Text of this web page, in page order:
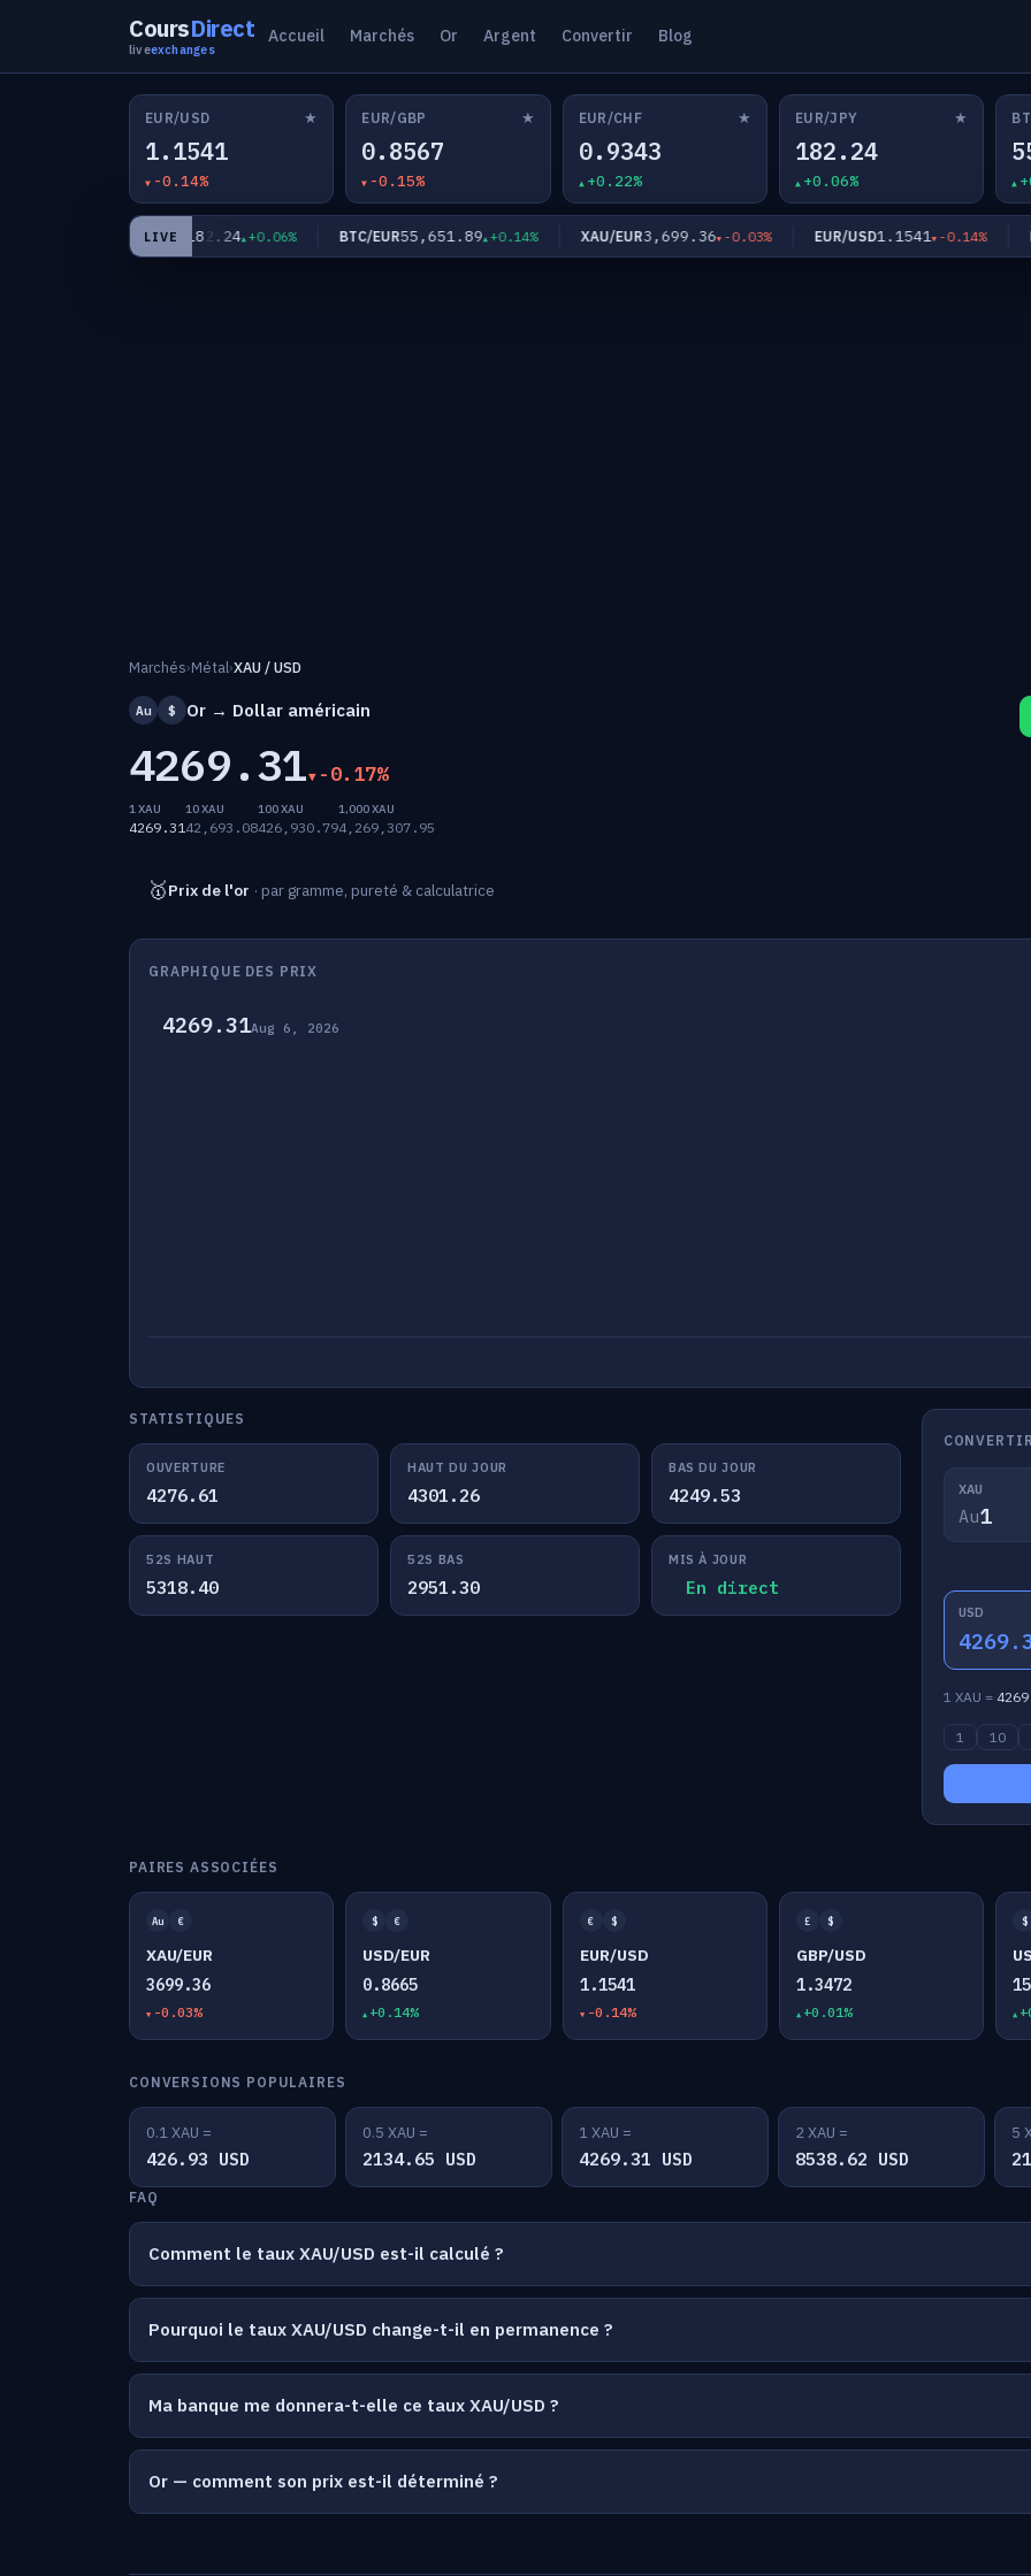
CoursDirect
liveexchanges
Accueil Marchés Or Argent Convertir Blog
EUR/USD ★
1.1541
-0.14%
EUR/GBP ★
0.8567
-0.15%
EUR/CHF ★
0.9343
+0.22%
EUR/JPY ★
182.24
+0.06%
LIVE
EUR/JPY182.24 +0.06% BTC/EUR55,651.89 +0.14% XAU/EUR3,699.36 -0.03% EUR/USD1.1541 -0.14%
Marchés›Métal›XAU / USD
Au $ Or → Dollar américain
4269.31 -0.17%
1 XAU
4269.31
10 XAU
42,693.08
100 XAU
426,930.79
1,000 XAU
4,269,307.95
🥇Prix de l'or · par gramme, pureté & calculatrice
GRAPHIQUE DES PRIX
4269.31Aug 6, 2026
STATISTIQUES
OUVERTURE
4276.61
HAUT DU JOUR
4301.26
BAS DU JOUR
4249.53
52S HAUT
5318.40
52S BAS
2951.30
MIS À JOUR
En direct
XAU
Au
USD
1 XAU =
1 10
PAIRES ASSOCIÉES
Au €
XAU/EUR
3699.36
-0.03%
$ €
USD/EUR
0.8665
+0.14%
€ $
EUR/USD
1.1541
-0.14%
£ $
GBP/USD
1.3472
+0.01%
$
CONVERSIONS POPULAIRES
0.1 XAU =
426.93 USD
0.5 XAU =
2134.65 USD
1 XAU =
4269.31 USD
2 XAU =
8538.62 USD
5
FAQ
Comment le taux XAU/USD est-il calculé ?
Pourquoi le taux XAU/USD change-t-il en permanence ?
Ma banque me donnera-t-elle ce taux XAU/USD ?
Or — comment son prix est-il déterminé ?